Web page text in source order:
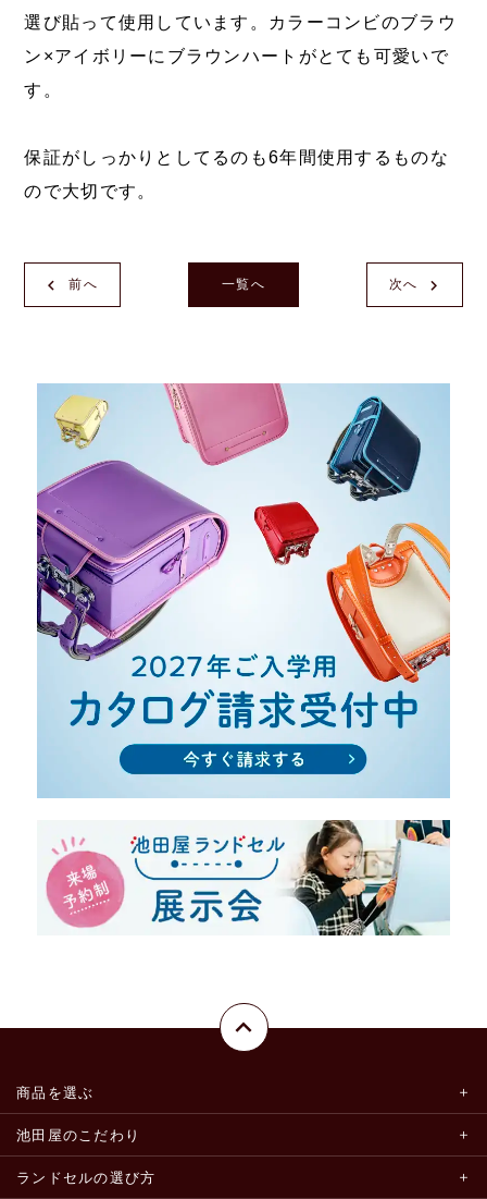
選び貼って使用しています。カラーコンビのブラウ
ン×アイボリーにブラウンハートがとても可愛いで
す。
保証がしっかりとしてるのも6年間使用するものな
ので大切です。
前へ 次へ
一覧へ
商品を選ぶ
池田屋のこだわり
ランドセルの選び方